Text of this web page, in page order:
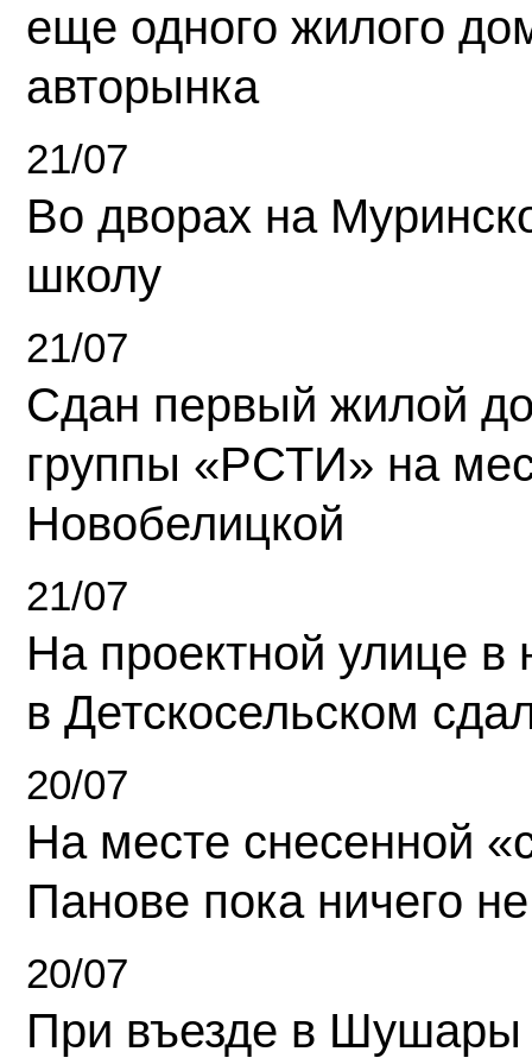
еще одного жилого
авторынка
21/07
Во дворах на
школу
21/07
Сдан первый жилой
группы «РСТИ» на
Новобелицкой
21/07
На проектной улице
в Детскосельском
20/07
На месте снесенной
Панове пока ничего
20/07
При въезде в Шушары